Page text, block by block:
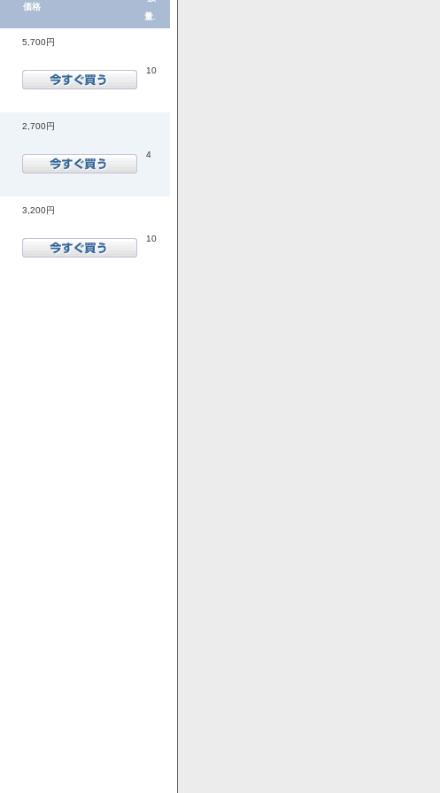
価格
量.
5,700円
10
2,700円
4
3,200円
10